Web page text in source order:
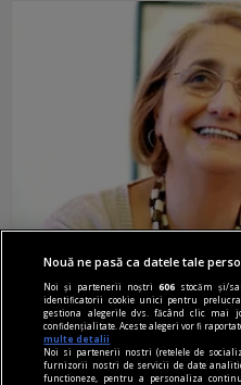
cuvinte nepotrivite
Înscenări
În lipsa exemplelor,
dicționarului nu poate
Nouă ne pasă ca datele tale
Noi și partenerii noștri606 stocăm și/
identificatorii cookie unici pentru
gestiona alegerile dvs. făcând clic mai
confidențialitate. Aceste alegeri vor fi
multe detalii
Noi si partenerii nostri (retelele de
furnizorii nostri de servicii de date
functioneze, pentru a personaliza